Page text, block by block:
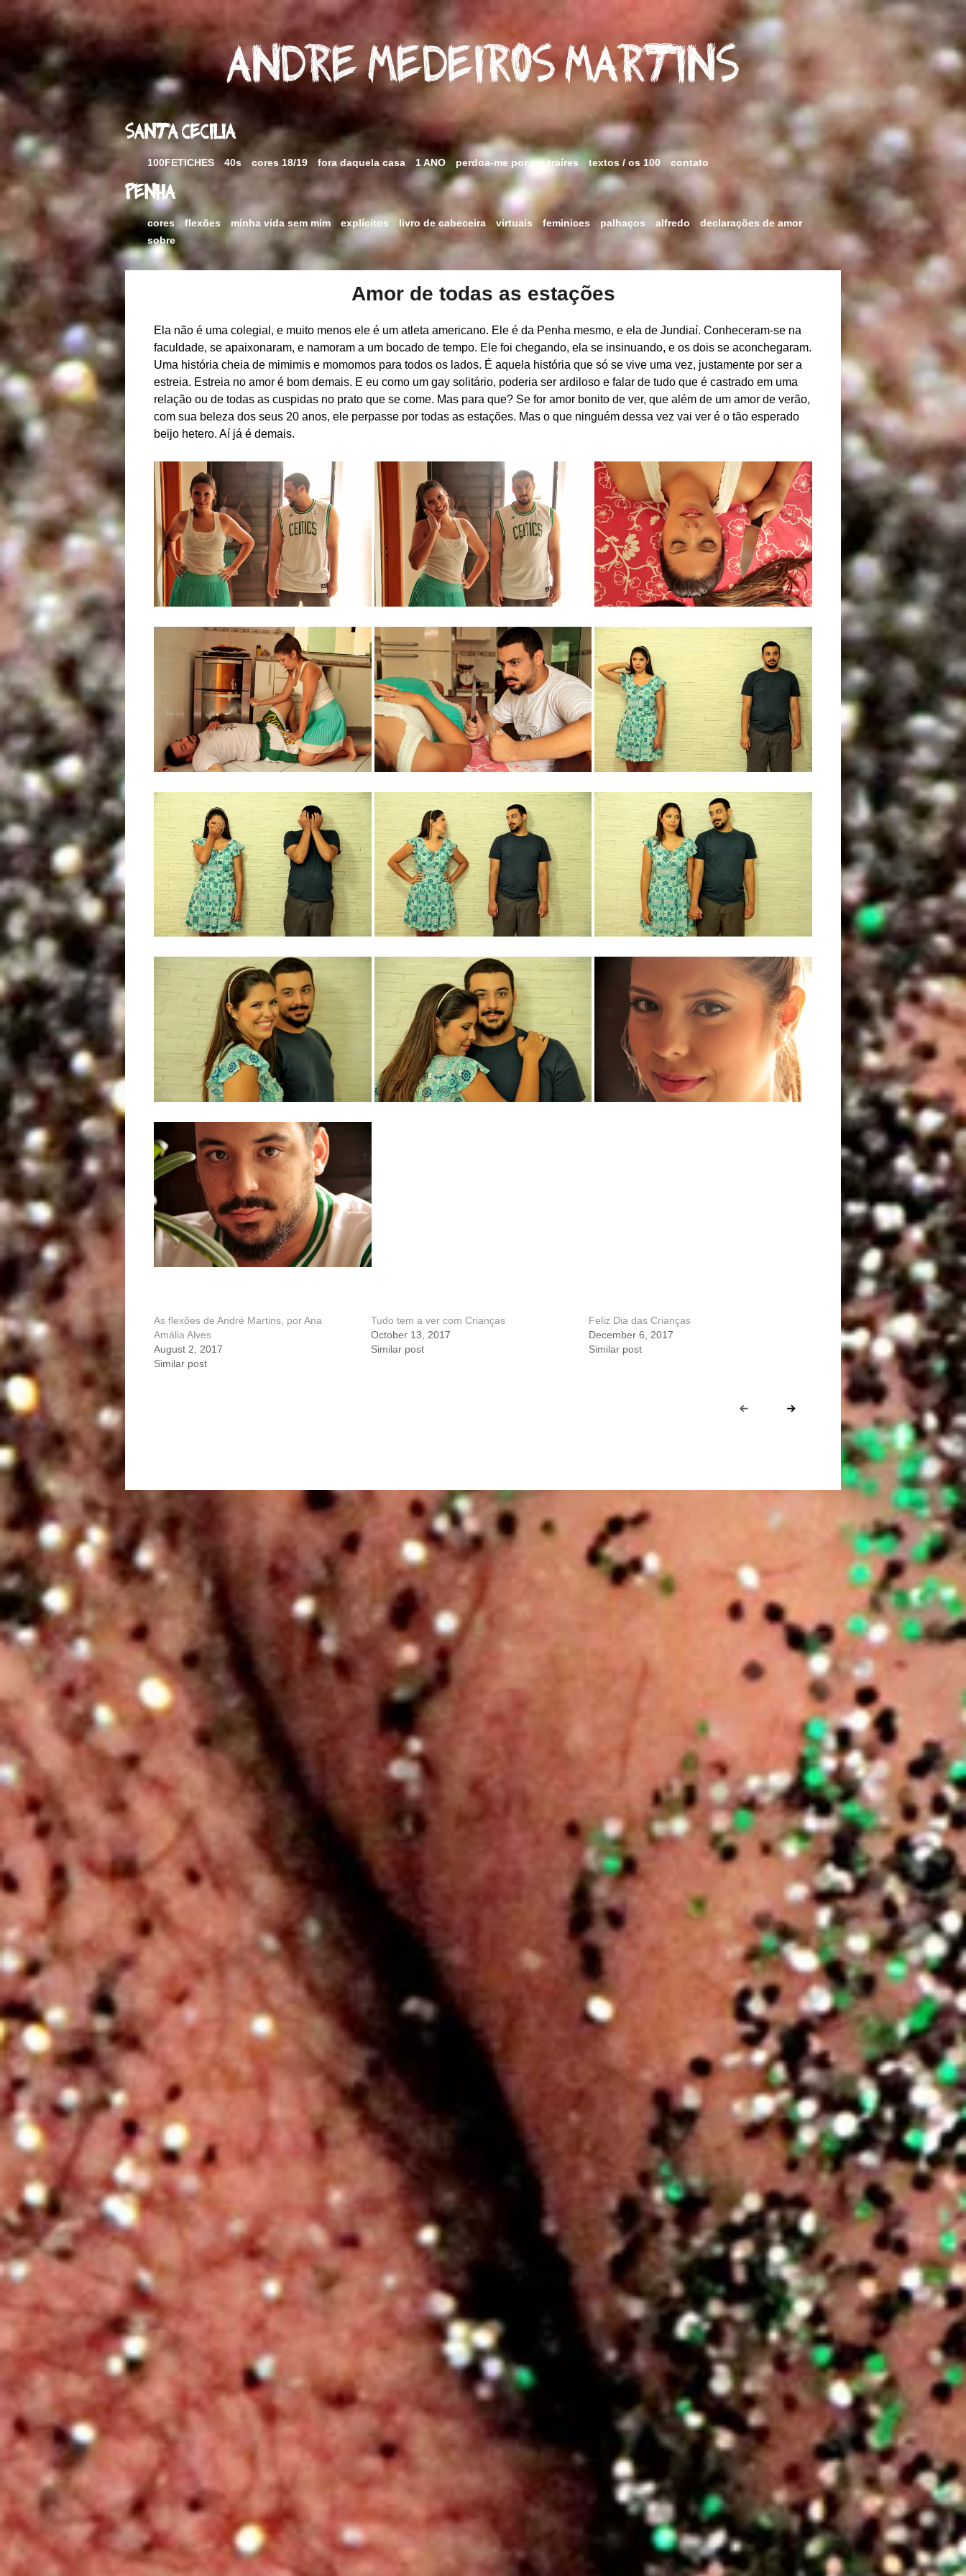
Skip
content
Andre Medeiros Martins
Santa Cecilia
100FETICHES 40s cores 18/19 fora daquela casa 1 ANO perdoa-me por me traíres textos / os 100 contato
Penha
cores flexões minha vida sem mim explícitos livro de cabeceira virtuais feminices palhaços alfredo
declarações de amor
sobre
Amor de todas as estações
Ela não é uma colegial, e muito menos ele é um atleta americano. Ele é da Penha mesmo, e ela de Jundiaí. Conheceram-se na
faculdade, se apaixonaram, e namoram a um bocado de tempo. Ele foi chegando, ela se insinuando, e os dois se aconchegaram.
Uma história cheia de mimimis e momomos para todos os lados. É aquela história que só se vive uma vez, justamente por ser a
estreia. Estreia no amor é bom demais. E eu como um gay solitário, poderia ser ardiloso e falar de tudo que é castrado em uma
relação ou de todas as cuspidas no prato que se come. Mas para que? Se for amor bonito de ver, que além de um amor de verão,
com sua beleza dos seus 20 anos, ele perpasse por todas as estações. Mas o que ninguém dessa vez vai ver é o tão esperado
beijo hetero. Aí já é demais.
As flexões de André Martins, por Ana
Amália Alves
August 2, 2017
Similar post
Tudo tem a ver com Crianças
October 13, 2017
Similar post
Feliz Dia das Crianças
December 6, 2017
Similar post